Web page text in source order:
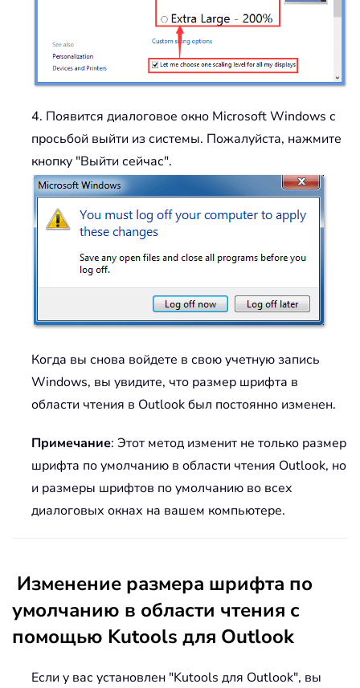
4. Появится диалоговое окно Microsoft Windows с
просьбой выйти из системы. Пожалуйста, нажмите
кнопку "Выйти сейчас".
Когда вы снова войдете в свою учетную запись
Windows, вы увидите, что размер шрифта в
области чтения в Outlook был постоянно изменен.
Примечание: Этот метод изменит не только размер
шрифта по умолчанию в области чтения Outlook, но
и размеры шрифтов по умолчанию во всех
диалоговых окнах на вашем компьютере.
Изменение размера шрифта по
умолчанию в области чтения с
помощью Kutools для Outlook
Если у вас установлен "Kutools для Outlook", вы